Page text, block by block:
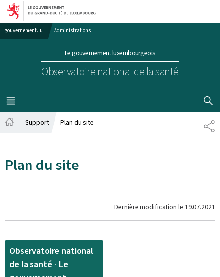
Aller au menu principal
Aller au contenu
gouvernement.lu Administrations
Le gouvernement luxembourgeois
Observatoire national de la santé
MENU
PRINCIPAL
Support Plan du site
Plan du site
Dernière modification le 19.07.2021
Observatoire national
de la santé - Le